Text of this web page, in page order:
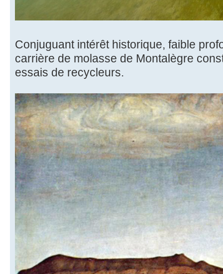
Conjuguant intérêt historique, faible
carrière de molasse de Montalègre
essais de recycleurs.